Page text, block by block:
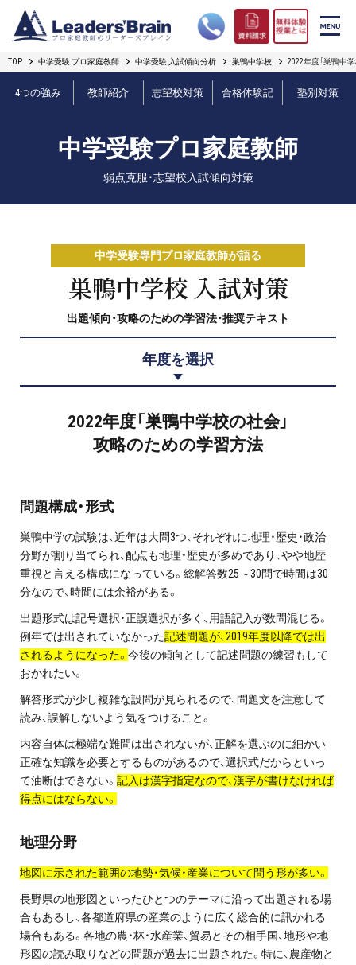
リーダーズブレインの強み
プロ教師紹介
無料体験授業とは
短期フリープラン
プロ家庭教師の英検®対策
費用について
お申込みの流れ
よくある質問
採用情報
インフォメーション
会社概要
採用情報
免責事項・著作権等
プロ教師が届ける
公式LINE＠
TOP 中学受験 プロ家庭教師 中学受験 入試傾向分析 巣鴨中学校 2022年度「巣鴨中
4つの強み 教師紹介 志望校対策 合格体験記 塾別対策
中学受験プロ家庭教師
弱点克服・志望校入試傾向対策
中学受験専門プロ家庭教師が語る
巣鴨中学校 入試対策
出題傾向・攻略のための学習法・推奨テキスト
年度を選択
2022年度「巣鴨中学校の社会」
攻略のための学習方法
問題構成・形式
巣鴨中学の試験は、近年は大問3つ、それぞれに地理・歴史・政治
分野が割り当てられ、配点も地理・歴史が多めであり、やや地歴
重視と言える構成になっている。総解答数25～30問で時間は30
分なので、時間には余裕がある。
出題形式は記号選択・正誤選択が多く、用語記入が数問混じる。
例年では出されていなかった記述問題が、2019年度以降では出
されるようになった。 今後の傾向として記述問題の練習もして
おかれたい。
解答形式が少し複雑な設問が見られるので、問題文を注意して
読み、誤解しないよう気をつけること。
内容自体は極端な難問は出されないが、正解を選ぶのに細かい
正確な知識を必要とするものがあるので、選択式だからといっ
て油断はできない。 記入は漢字指定なので、漢字が書けなければ
得点にはならない。
地理分野
地図に示された範囲の地勢・気候・産業について問う形が多い。
長野県の地形図といったひとつのテーマに沿って出題される場
合もあるし、各都道府県の産業のように広く総合的に訊かれる
場合もある。各地の農・林・水産業、貿易とその相手国、地形や地
形図の読み取りなどの問題が過去に出題された。特に、農産物と